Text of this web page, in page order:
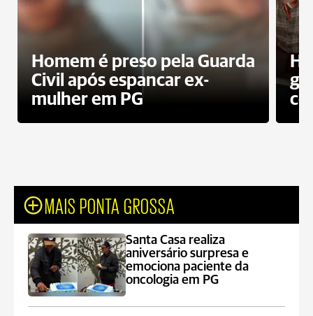
Homem é preso pela Guarda
Civil após espancar ex-
mulher em PG
MAIS PONTA GROSSA
Santa Casa realiza
aniversário surpresa e
emociona paciente da
oncologia em PG